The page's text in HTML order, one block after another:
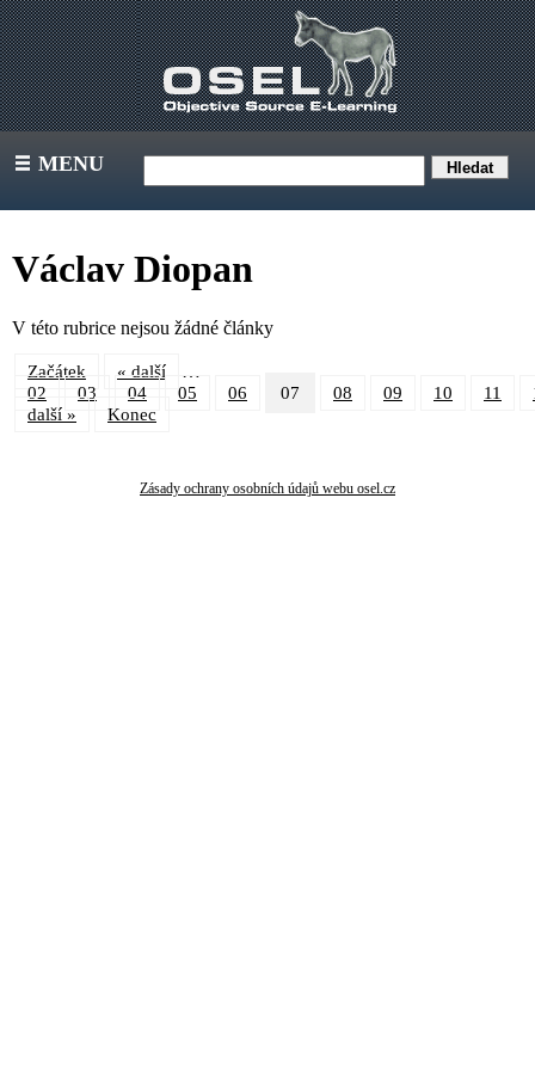
III MENU
Václav Diopan
V této rubrice nejsou žádné články
Začátek « další
02 03 04 05 06 07 08 09 10 11
další »
Konec
Zásady ochrany osobních údajů webu osel.cz